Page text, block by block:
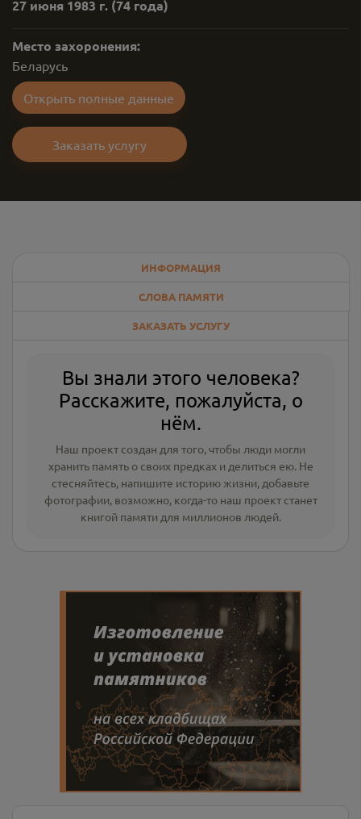
27 июня 1983 г. (74 года)
Место захоронения:
Беларусь
Открыть полные данные
Заказать услугу
ИНФОРМАЦИЯ
СЛОВА ПАМЯТИ
ЗАКАЗАТЬ УСЛУГУ
Вы знали этого человека?
Расскажите, пожалуйста, о
нём.
Наш проект создан для того, чтобы люди могли
хранить память о своих предках и делиться ею. Не
стесняйтесь, напишите историю жизни, добавьте
фотографии, возможно, когда-то наш проект станет
книгой памяти для миллионов людей.